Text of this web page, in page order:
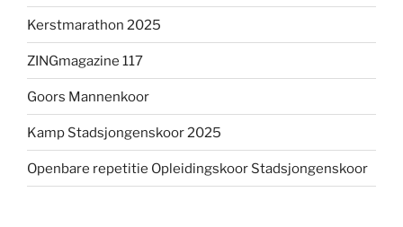
Kerstmarathon 2025
ZINGmagazine 117
Goors Mannenkoor
Kamp Stadsjongenskoor 2025
Openbare repetitie Opleidingskoor Stadsjongenskoor